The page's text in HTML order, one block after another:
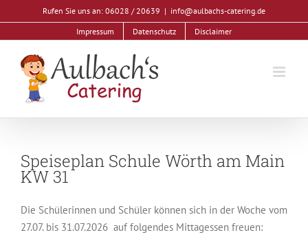
Inhalt
springen
Rufen Sie uns an: 06028 / 20639 | info@aulbachs-catering.de
Impressum
Datenschutz Disclaimer
Speiseplan Schule Wörth am Main
KW 31
Die Schülerinnen und Schüler können sich in der Woche vom
27.07. bis 31.07.2026 auf folgendes Mittagessen freuen: